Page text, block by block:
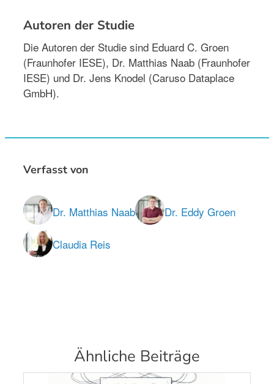
Autoren der Studie
Die Autoren der Studie sind Eduard C. Groen
(Fraunhofer IESE), Dr. Matthias Naab (Fraunhofer
IESE) und Dr. Jens Knodel (Caruso Dataplace
GmbH).
Verfasst von
Dr. Matthias Naab Dr. Eddy Groen
Claudia Reis
Ähnliche Beiträge